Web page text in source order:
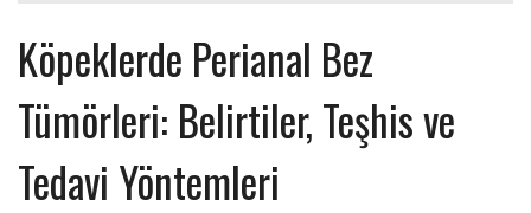
Köpeklerde Perianal Bez
Tümörleri: Belirtiler, Teşhis ve
Tedavi Yöntemleri